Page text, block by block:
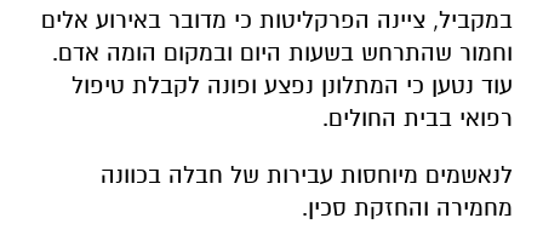
במקביל, ציינה הפרקליטות כי מדובר באירוע אלים
וחמור שהתרחש בשעות היום ובמקום הומה אדם.
עוד נטען כי המתלונן נפצע ופונה לקבלת טיפול
רפואי בבית החולים.
לנאשמים מיוחסות עבירות של חבלה בכוונה
מחמירה והחזקת סכין.